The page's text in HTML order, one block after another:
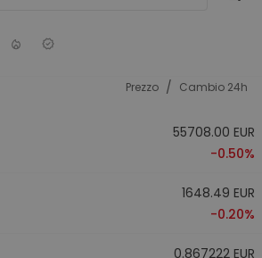
Prezzo / Cambio 24h
55708.00 EUR
-0.50%
1648.49 EUR
-0.20%
0.867222 EUR